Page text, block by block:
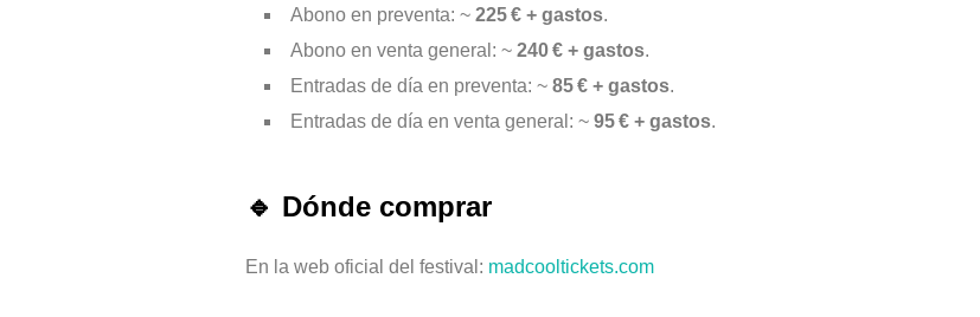
Abono en preventa: ~ 225 € + gastos.
Abono en venta general: ~ 240 € + gastos.
Entradas de día en preventa: ~ 85 € + gastos.
Entradas de día en venta general: ~ 95 € + gastos.
🔹 Dónde comprar
En la web oficial del festival: madcooltickets.com